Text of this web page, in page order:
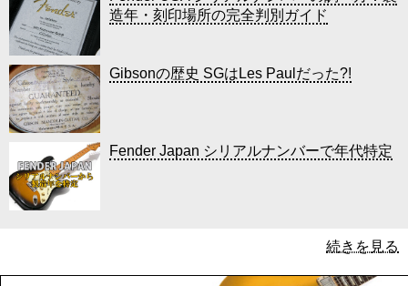
造年・刻印場所の完全判別ガイド
Gibsonの歴史 SGはLes Paulだった?!
Fender Japan シリアルナンバーで年代特定
続きを見る